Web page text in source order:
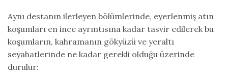
Aynı destanın ilerleyen bölümlerinde, eyerlenmiş atın
koşumları en ince ayrıntısına kadar tasvir edilerek bu
koşumların, kahramanın gökyüzü ve yeraltı
seyahatlerinde ne kadar gerekli olduğu üzerinde
durulur: